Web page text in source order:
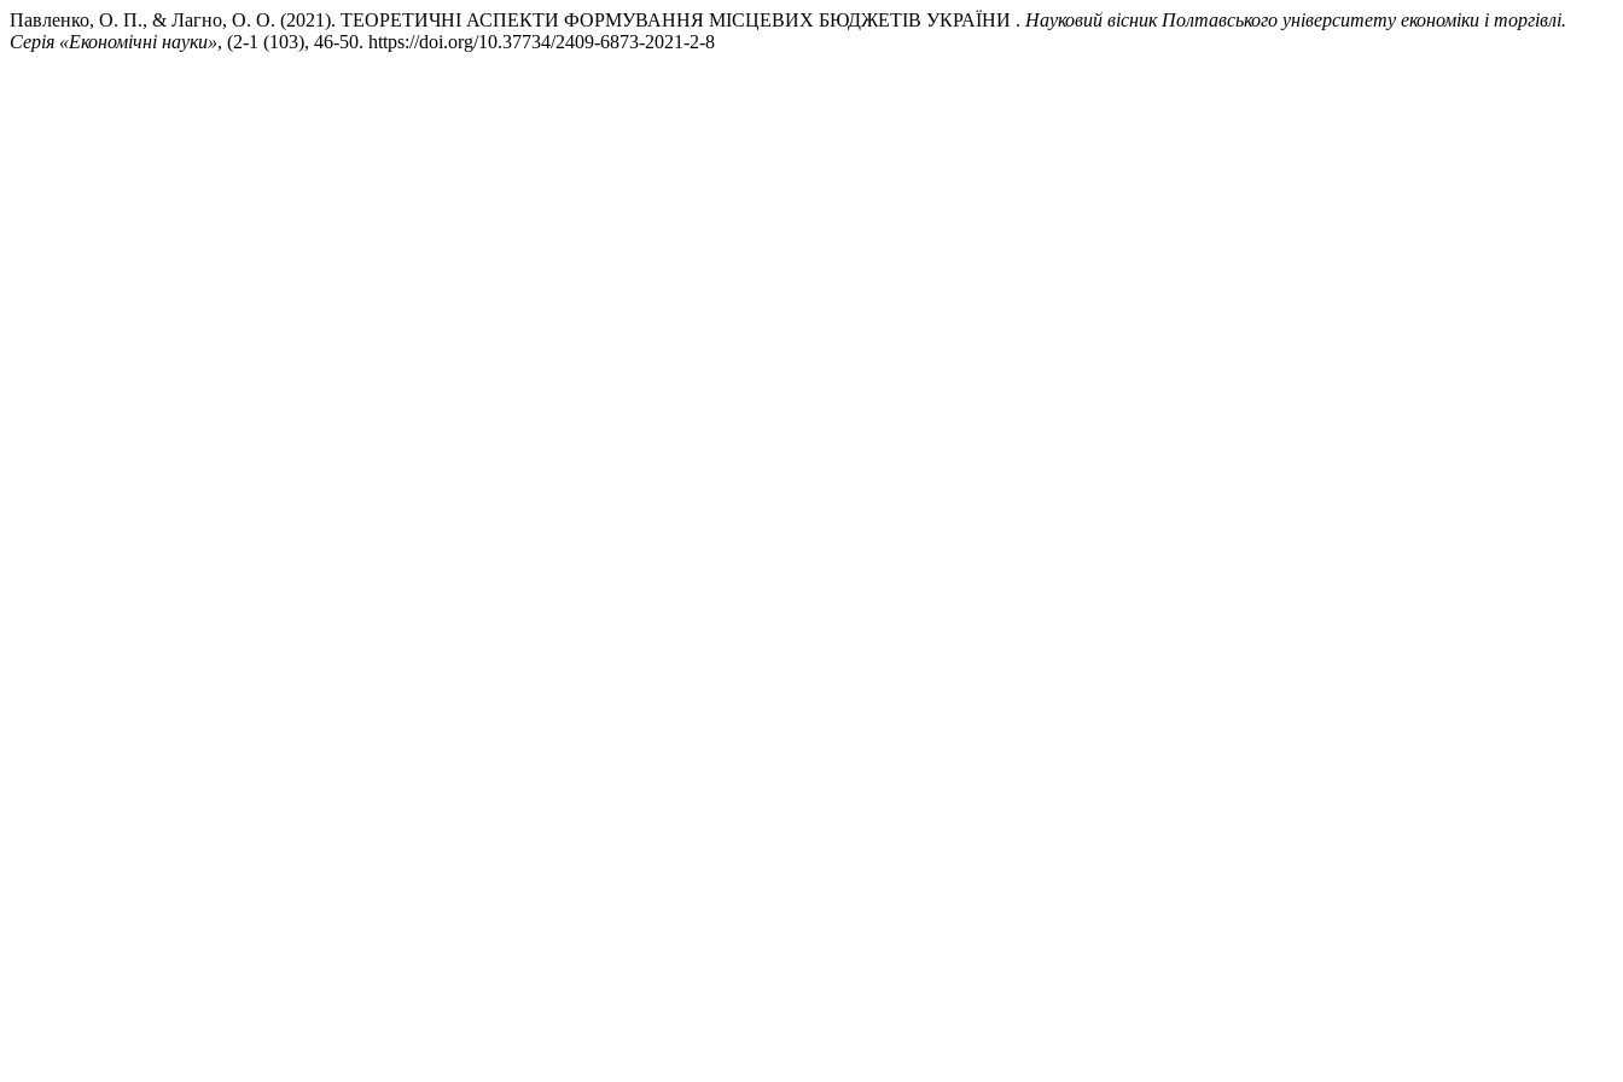
Павленко, О. П., & Лагно, О. О. (2021). ТЕОРЕТИЧНІ АСПЕКТИ ФОРМУВАННЯ МІСЦЕВИХ БЮДЖЕТІВ УКРАЇНИ . Науковий вісник Полтавського університету економіки і торгівлі.
Серія «Економічні науки», (2-1 (103), 46-50. https://doi.org/10.37734/2409-6873-2021-2-8